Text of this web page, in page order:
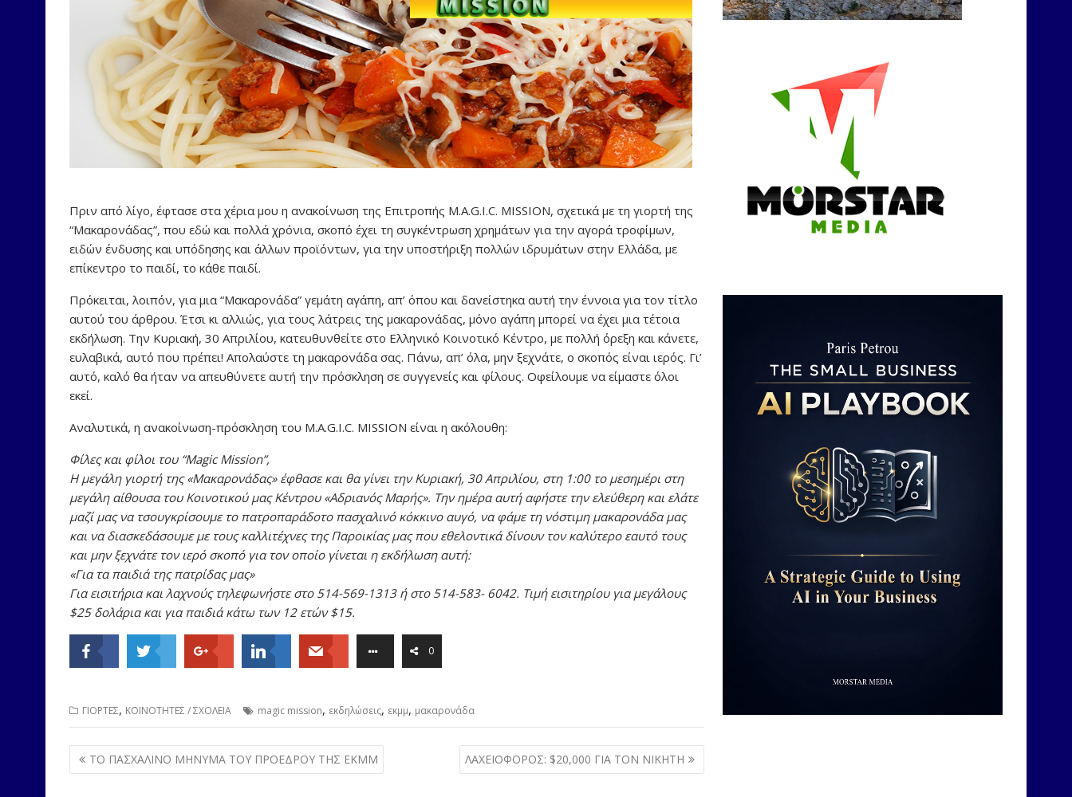
Πριν από λίγο, έφτασε στα χέρια μου η ανακοίνωση της Επιτροπής M.A.G.I.C. MISSION, σχετικά με τη γιορτή της
“Μακαρονάδας”, που εδώ και πολλά χρόνια, σκοπό έχει τη συγκέντρωση χρημάτων για την αγορά τροφίμων,
ειδών ένδυσης και υπόδησης και άλλων προϊόντων, για την υποστήριξη πολλών ιδρυμάτων στην Ελλάδα, με
επίκεντρο το παιδί, το κάθε παιδί.
Πρόκειται, λοιπόν, για μια “Μακαρονάδα” γεμάτη αγάπη, απ’ όπου και δανείστηκα αυτή την έννοια για τον τίτλο
αυτού του άρθρου. Έτσι κι αλλιώς, για τους λάτρεις της μακαρονάδας, μόνο αγάπη μπορεί να έχει μια τέτοια
εκδήλωση. Την Κυριακή, 30 Απριλίου, κατευθυνθείτε στο Ελληνικό Κοινοτικό Κέντρο, με πολλή όρεξη και κάνετε,
ευλαβικά, αυτό που πρέπει! Απολαύστε τη μακαρονάδα σας. Πάνω, απ’ όλα, μην ξεχνάτε, ο σκοπός είναι ιερός. Γι’
αυτό, καλό θα ήταν να απευθύνετε αυτή την πρόσκληση σε συγγενείς και φίλους. Οφείλουμε να είμαστε όλοι
εκεί.
Αναλυτικά, η ανακοίνωση-πρόσκληση του M.A.G.I.C. MISSION είναι η ακόλουθη:
Φίλες και φίλοι του “Magic Mission”,
Η μεγάλη γιορτή της «Μακαρονάδας» έφθασε και θα γίνει την Κυριακή, 30 Απριλίου, στη 1:00 το μεσημέρι στη
μεγάλη αίθουσα του Κοινοτικού μας Κέντρου «Αδριανός Μαρής». Την ημέρα αυτή αφήστε την ελεύθερη και ελάτε
μαζί μας να τσουγκρίσουμε το πατροπαράδοτο πασχαλινό κόκκινο αυγό, να φάμε τη νόστιμη μακαρονάδα μας
και να διασκεδάσουμε με τους καλλιτέχνες της Παροικίας μας που εθελοντικά δίνουν τον καλύτερο εαυτό τους
και μην ξεχνάτε τον ιερό σκοπό για τον οποίο γίνεται η εκδήλωση αυτή:
«Για τα παιδιά της πατρίδας μας»
Για εισιτήρια και λαχνούς τηλεφωνήστε στο 514-569-1313 ή στο 514-583- 6042. Τιμή εισιτηρίου για μεγάλους
$25 δολάρια και για παιδιά κάτω των 12 ετών $15.
0
ΓΙΟΡΤΕΣ, ΚΟΙΝΟΤΗΤΕΣ / ΣΧΟΛΕΙΑ magic mission, εκδηλώσεις, εκμμ, μακαρονάδα
Post
navigation
ΤΟ ΠΑΣΧΑΛΙΝΟ ΜΗΝΥΜΑ ΤΟΥ ΠΡΟΕΔΡΟΥ ΤΗΣ ΕΚΜΜ ΛΑΧΕΙΟΦΟΡΟΣ: $20,000 ΓΙΑ ΤΟΝ ΝΙΚΗΤΗ